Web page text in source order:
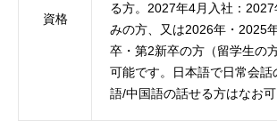
資格
る方。2027年4月入社：
みの方、又は2026年・2025
卒・第2新卒の方（留学生の
可能です。日本語で日常会話
語/中国語の話せる方はなお可